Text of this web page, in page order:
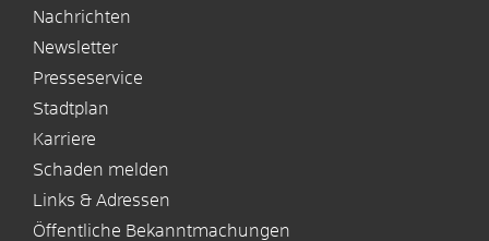
Nachrichten
Newsletter
Presseservice
Stadtplan
Karriere
Schaden melden
Links & Adressen
Öffentliche Bekanntmachungen